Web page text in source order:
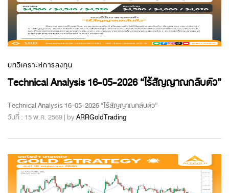
บทวิเคราะห์การลงทุน
Technical Analysis 16-05-2026 “ไร้สัญญาณกลับตัว”
Technical Analysis 16-05-2026 “ไร้สัญญาณกลับตัว”
วันที่ : 15 พ.ค. 2569 | byARRGoldTrading